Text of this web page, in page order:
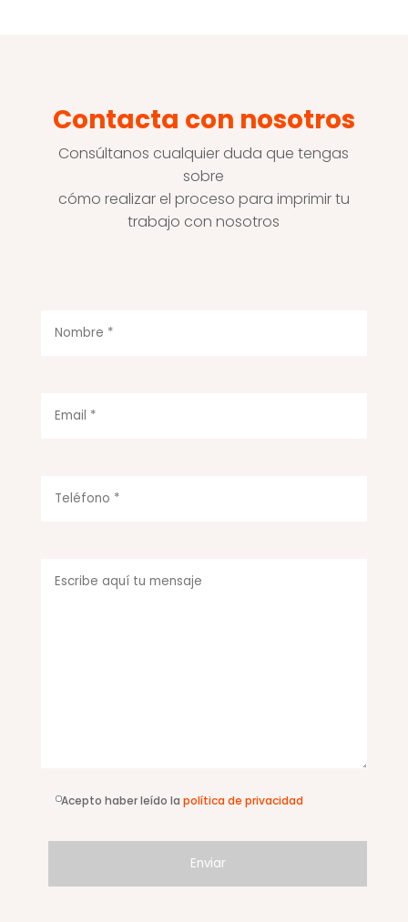
Contacta con nosotros
Consúltanos cualquier duda que tengas
sobre
cómo realizar el proceso para imprimir tu
trabajo con nosotros
Acepto haber leído la política de privacidad